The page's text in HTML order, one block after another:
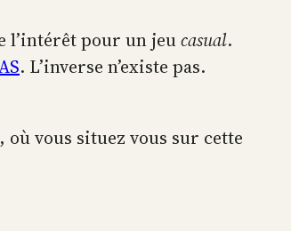
l’intérêt pour un jeucasual.
. L’inverse n’existe pas.
vous situez vous sur cette